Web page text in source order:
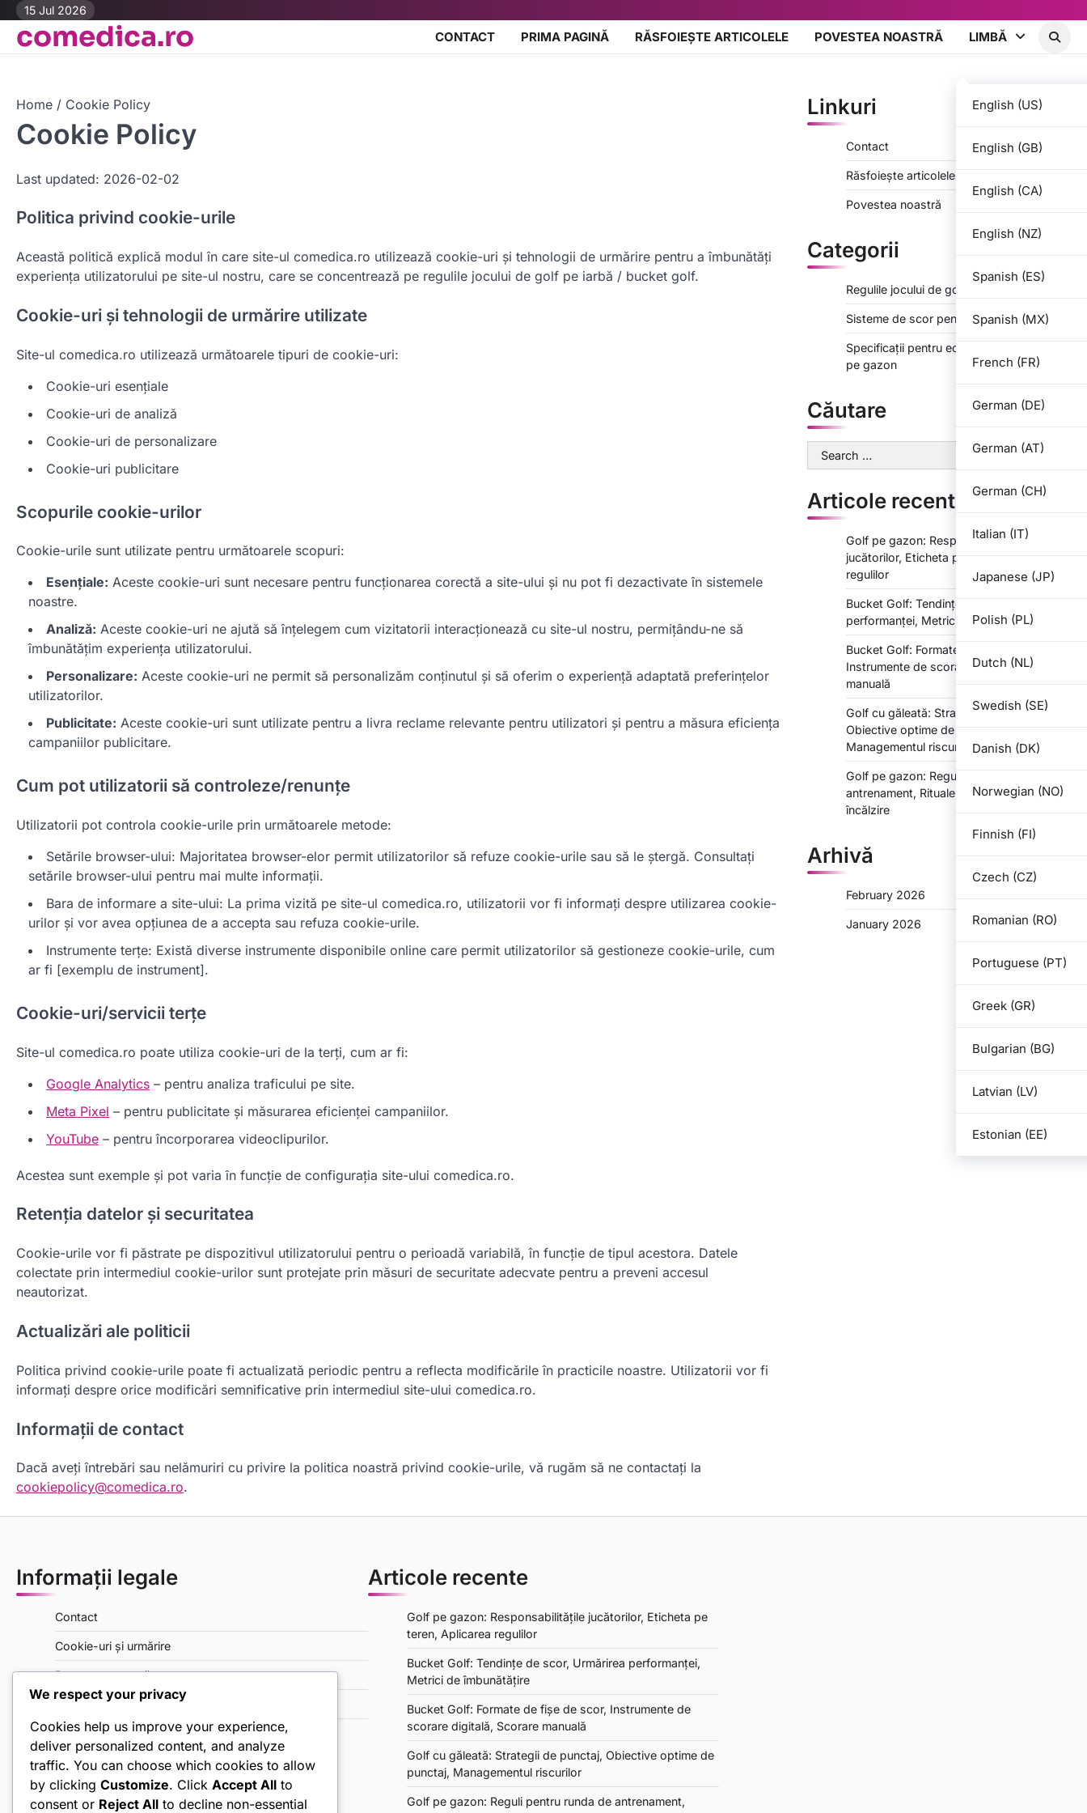
Skip
content
15 Jul 2026
comedica.ro CONTACT PRIMA PAGINĂ RĂSFOIEȘTE ARTICOLELE POVESTEA NOASTRĂ LIMBĂ
English (US)
English (GB)
English (CA)
English (NZ)
Spanish (ES)
Spanish (MX)
French (FR)
German (DE)
German (AT)
German (CH)
Italian (IT)
Japanese (JP)
Polish (PL)
Dutch (NL)
Swedish (SE)
Danish (DK)
Norwegian (NO)
Finnish (FI)
Czech (CZ)
Romanian (RO)
Portuguese (PT)
Greek (GR)
Bulgarian (BG)
Latvian (LV)
Estonian (EE)
Home Cookie Policy
Cookie Policy
Last updated: 2026-02-02
Politica privind cookie-urile
Această politică explică modul în care site-ul comedica.ro utilizează cookie-uri și tehnologii de urmărire pentru a îmbunătăți
experiența utilizatorului pe site-ul nostru, care se concentrează pe regulile jocului de golf pe iarbă / bucket golf.
Cookie-uri și tehnologii de urmărire utilizate
Site-ul comedica.ro utilizează următoarele tipuri de cookie-uri:
Cookie-uri esențiale
Cookie-uri de analiză
Cookie-uri de personalizare
Cookie-uri publicitare
Scopurile cookie-urilor
Cookie-urile sunt utilizate pentru următoarele scopuri:
Esențiale: Aceste cookie-uri sunt necesare pentru funcționarea corectă a site-ului și nu pot fi dezactivate în sistemele
noastre.
Analiză: Aceste cookie-uri ne ajută să înțelegem cum vizitatorii interacționează cu site-ul nostru, permițându-ne să
îmbunătățim experiența utilizatorului.
Personalizare: Aceste cookie-uri ne permit să personalizăm conținutul și să oferim o experiență adaptată preferințelor
utilizatorilor.
Publicitate: Aceste cookie-uri sunt utilizate pentru a livra reclame relevante pentru utilizatori și pentru a măsura eficiența
campaniilor publicitare.
Cum pot utilizatorii să controleze/renunțe
Utilizatorii pot controla cookie-urile prin următoarele metode:
Setările browser-ului: Majoritatea browser-elor permit utilizatorilor să refuze cookie-urile sau să le ștergă. Consultați
setările browser-ului pentru mai multe informații.
Bara de informare a site-ului: La prima vizită pe site-ul comedica.ro, utilizatorii vor fi informați despre utilizarea cookie-
urilor și vor avea opțiunea de a accepta sau refuza cookie-urile.
Instrumente terțe: Există diverse instrumente disponibile online care permit utilizatorilor să gestioneze cookie-urile, cum
ar fi [exemplu de instrument].
Cookie-uri/servicii terțe
Site-ul comedica.ro poate utiliza cookie-uri de la terți, cum ar fi:
Google Analytics – pentru analiza traficului pe site.
Meta Pixel – pentru publicitate și măsurarea eficienței campaniilor.
YouTube – pentru încorporarea videoclipurilor.
Acestea sunt exemple și pot varia în funcție de configurația site-ului comedica.ro.
Retenția datelor și securitatea
Cookie-urile vor fi păstrate pe dispozitivul utilizatorului pentru o perioadă variabilă, în funcție de tipul acestora. Datele
colectate prin intermediul cookie-urilor sunt protejate prin măsuri de securitate adecvate pentru a preveni accesul
neautorizat.
Actualizări ale politicii
Politica privind cookie-urile poate fi actualizată periodic pentru a reflecta modificările în practicile noastre. Utilizatorii vor fi
informați despre orice modificări semnificative prin intermediul site-ului comedica.ro.
Informații de contact
Dacă aveți întrebări sau nelămuriri cu privire la politica noastră privind cookie-urile, vă rugăm să ne contactați la
cookiepolicy@comedica.ro.
Linkuri
Contact
Răsfoiește articolele
Povestea noastră
Categorii
Regulile jocului de golf pe gazon
Sisteme de scor pentru golf Bucket
Specificații pentru echipamentele de golf
pe gazon
Căutare
Search
for:
Articole recente
Golf pe gazon: Responsabilitățile
jucătorilor, Eticheta pe teren, Aplicarea
regulilor
Bucket Golf: Tendințe de scor, Urmărirea
performanței, Metrici de îmbunătățire
Bucket Golf: Formate de fișe de scor,
Instrumente de scorare digitală, Scorare
manuală
Golf cu găleată: Strategii de punctaj,
Obiective optime de punctaj,
Managementul riscurilor
Golf pe gazon: Reguli pentru runda de
antrenament, Rituale pre-joc, Ghiduri de
încălzire
Arhivă
February 2026
January 2026
Informații legale
Contact
Cookie-uri și urmărire
Povestea noastră
Politica de confidențialitate
Termeni și condiții
Articole recente
Golf pe gazon: Responsabilitățile jucătorilor, Eticheta pe
teren, Aplicarea regulilor
Bucket Golf: Tendințe de scor, Urmărirea performanței,
Metrici de îmbunătățire
Bucket Golf: Formate de fișe de scor, Instrumente de
scorare digitală, Scorare manuală
Golf cu găleată: Strategii de punctaj, Obiective optime de
punctaj, Managementul riscurilor
Golf pe gazon: Reguli pentru runda de antrenament,
We respect your privacy
Cookies help us improve your experience,
deliver personalized content, and analyze
traffic. You can choose which cookies to allow
by clicking Customize. Click Accept All to
consent or Reject All to decline non-essential